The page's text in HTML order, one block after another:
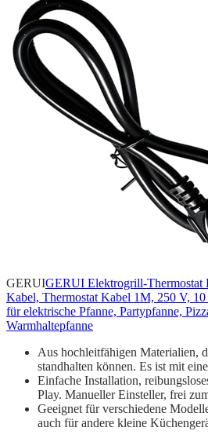
GERUIGERUI Elektrogrill-Thermostat
Kabel, Thermostat Kabel 1M, 250 V,
für elektrische Pfanne, Partypfanne,
Warmhaltepfanne
Aus hochleitfähigen Materialien,
standhalten können. Es ist mit
Einfache Installation,
Play. Manueller Einsteller, frei
Geeignet für verschiedene
auch für andere kleine